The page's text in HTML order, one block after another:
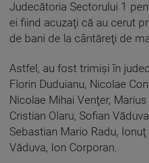
Judecătoria Sectorului 1
ei fiind acuzaţi că au cerut
de bani de la cântăreţi de
Astfel, au fost trimişi în
Florin Duduianu, Nicolae
Nicolae Mihai Venţer,
Cristian Olaru, Sofian
Sebastian Mario Radu,
Văduva, Ion Corporan.